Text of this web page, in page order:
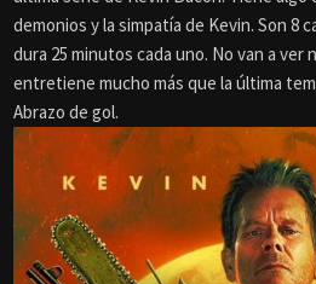
demonios y la simpatía de Kevin. Son 8
dura 25 minutos cada uno. No van a ver
entretiene mucho más que la última
Abrazo de gol.